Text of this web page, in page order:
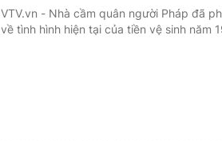
VTV.vn - Nhà cầm quân người Pháp đã
về tình hình hiện tại của tiền vệ sinh năm